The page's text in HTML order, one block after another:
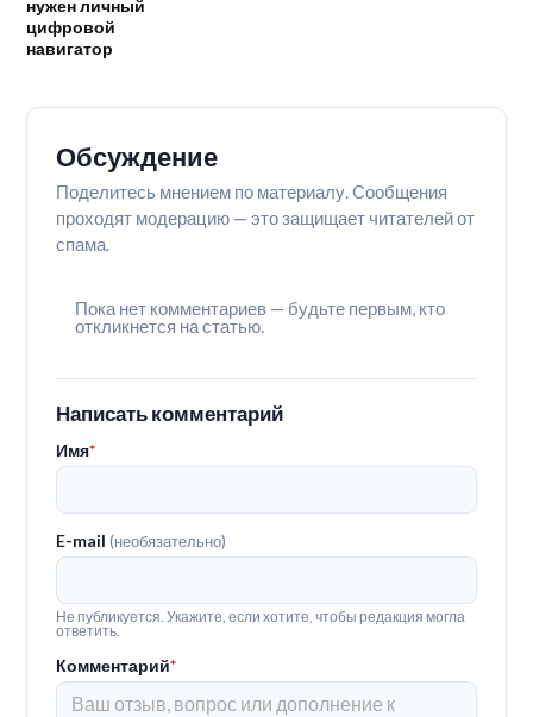
нужен личный
цифровой
навигатор
Обсуждение
Поделитесь мнением по материалу. Сообщения
проходят модерацию — это защищает читателей от
спама.
Пока нет комментариев — будьте первым, кто
откликнется на статью.
Написать комментарий
Имя*
E-mail(необязательно)
Не публикуется. Укажите, если хотите, чтобы редакция могла
ответить.
Комментарий*